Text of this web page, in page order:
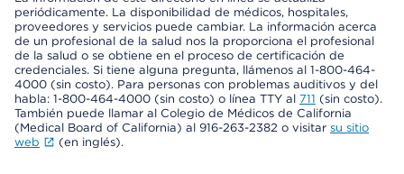
periódicamente. La disponibilidad de médicos, hospitales,
proveedores y servicios puede cambiar. La información acerca
de un profesional de la salud nos la proporciona el profesional
de la salud o se obtiene en el proceso de certificación de
credenciales. Si tiene alguna pregunta, llámenos al 1-800-464-
4000 (sin costo). Para personas con problemas auditivos y del
habla: 1-800-464-4000 (sin costo) o línea TTY al 711 (sin costo).
También puede llamar al Colegio de Médicos de California
(Medical Board of California) al 916-263-2382 o visitar su sitio
web
(en inglés).